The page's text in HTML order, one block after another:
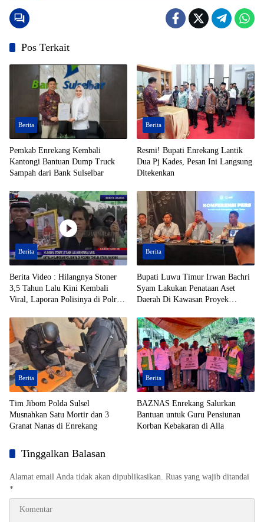
Pos Terkait
Berita
Pemkab Enrekang Kembali
Kantongi Bantuan Dump Truck
Sampah dari Bank Sulselbar
Berita
Resmi! Bupati Enrekang Lantik
Dua Pj Kades, Pesan Ini Langsung
Ditekenkan
Berita
Berita Video : Hilangnya Stoner
3,5 Tahun Lalu Kini Kembali
Viral, Laporan Polisinya di Polres
Berita
Bupati Luwu Timur Irwan Bachri
Syam Lakukan Penataan Aset
Daerah Di Kawasan Proyek
Berita
Tim Jibom Polda Sulsel
Musnahkan Satu Mortir dan 3
Granat Nanas di Enrekang
Berita
BAZNAS Enrekang Salurkan
Bantuan untuk Guru Pensiunan
Korban Kebakaran di Alla
Tinggalkan Balasan
Alamat email Anda tidak akan dipublikasikan. Ruas yang wajib ditandai
*